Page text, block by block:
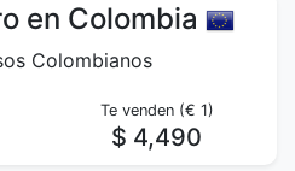
en Colombia
Colombianos
Te venden (€ 1)
$ 4,490